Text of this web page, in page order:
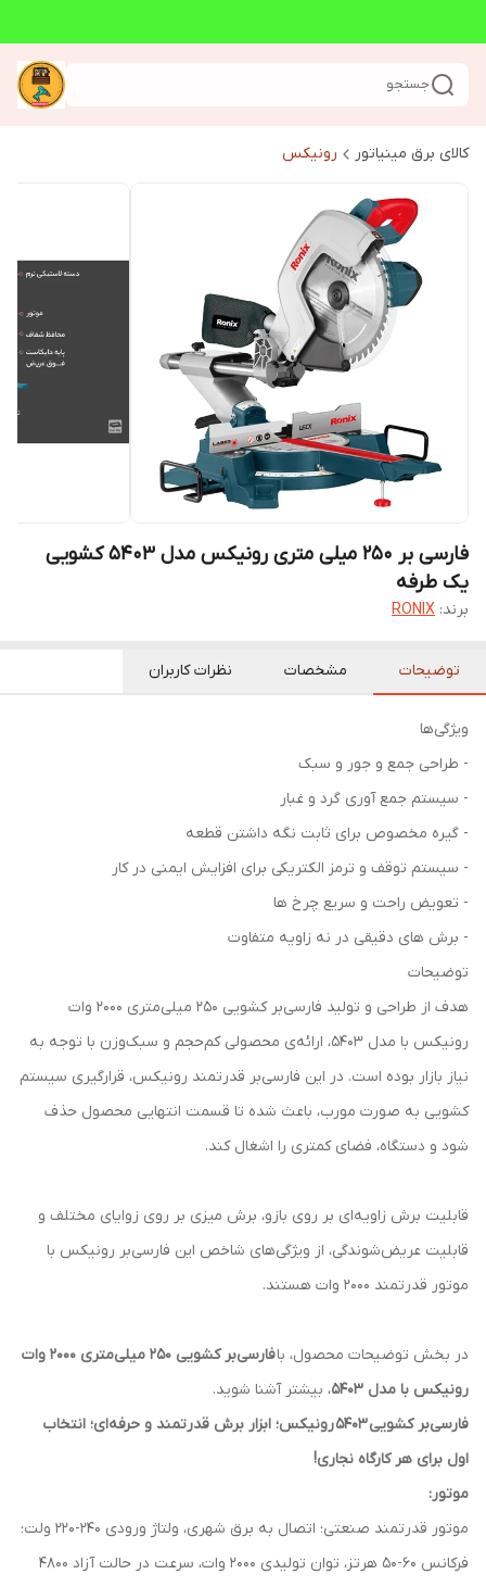
جستجو
کالای برق مینیاتور رونیکس
فارسی بر 250 میلی متری رونیکس مدل 5403 کشویی
یک طرفه
برند: RONIX
توضیحات مشخصات نظرات کاربران
ویژگی‌ها
- طراحی جمع و جور و سبک
- سیستم جمع آوری گرد و غبار
- گیره مخصوص برای ثابت نگه داشتن قطعه
- سیستم توقف و ترمز الکتریکی برای افزایش ایمنی در کار
- تعویض راحت و سریع چرخ ها
- برش های دقیقی در نه زاویه متفاوت
توضیحات
هدف از طراحی و تولید فارسی‌بر کشویی 250 میلی‌متری 2000 وات
رونیکس با مدل 5403، ارائه‌ی محصولی کم‌حجم و سبک‌وزن با توجه به
نیاز بازار بوده است. در این فارسی‌بر قدرتمند رونیکس، قرارگیری سیستم
کشویی به صورت مورب، باعث شده تا قسمت انتهایی محصول حذف
شود و دستگاه، فضای کمتری را اشغال کند.
قابلیت برش زاویه‌ای بر روی بازو، برش میزی بر روی زوایای مختلف و
قابلیت عریض‌شوندگی، از ویژگی‌های شاخص این فارسی‌بر رونیکس با
موتور قدرتمند 2000 وات هستند.
در بخش توضیحات محصول، با
فارسی‌بر کشویی 250 میلی‌متری 2000 وات
رونیکس با مدل 5403
، بیشتر آشنا شوید.
فارسی‌بر کشویی5403رونیکس؛ ابزار برش قدرتمند و حرفه‌ای؛ انتخاب
اول برای هر کارگاه نجاری!
موتور:
موتور قدرتمند صنعتی؛ اتصال به برق شهری، ولتاژ ورودی 240-220 ولت؛
فرکانس 60-50 هرتز، توان تولیدی 2000 وات، سرعت در حالت آزاد 4800